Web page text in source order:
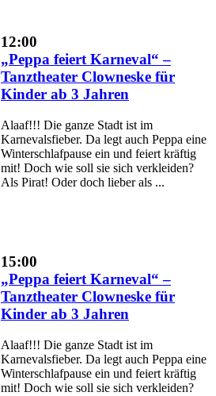
12:00
„Peppa feiert Karneval“ –
Tanztheater Clowneske für
Kinder ab 3 Jahren
Alaaf!!! Die ganze Stadt ist im
Karnevalsfieber. Da legt auch Peppa eine
Winterschlafpause ein und feiert kräftig
mit! Doch wie soll sie sich verkleiden?
Als Pirat! Oder doch lieber als ...
15:00
„Peppa feiert Karneval“ –
Tanztheater Clowneske für
Kinder ab 3 Jahren
Alaaf!!! Die ganze Stadt ist im
Karnevalsfieber. Da legt auch Peppa eine
Winterschlafpause ein und feiert kräftig
mit! Doch wie soll sie sich verkleiden?